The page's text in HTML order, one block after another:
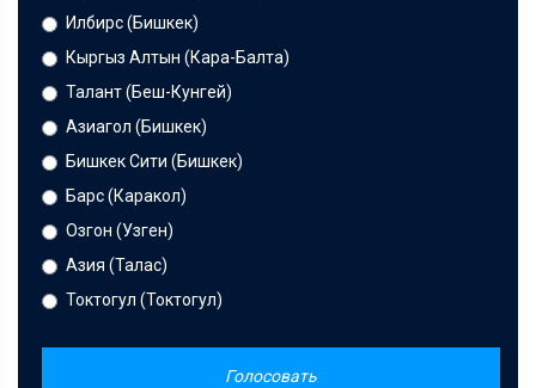
Илбирс (Бишкек)
Кыргыз Алтын (Кара-Балта)
Талант (Беш-Кунгей)
Азиагол (Бишкек)
Бишкек Сити (Бишкек)
Барс (Каракол)
Озгон (Узген)
Азия (Талас)
Токтогул (Токтогул)
Голосовать